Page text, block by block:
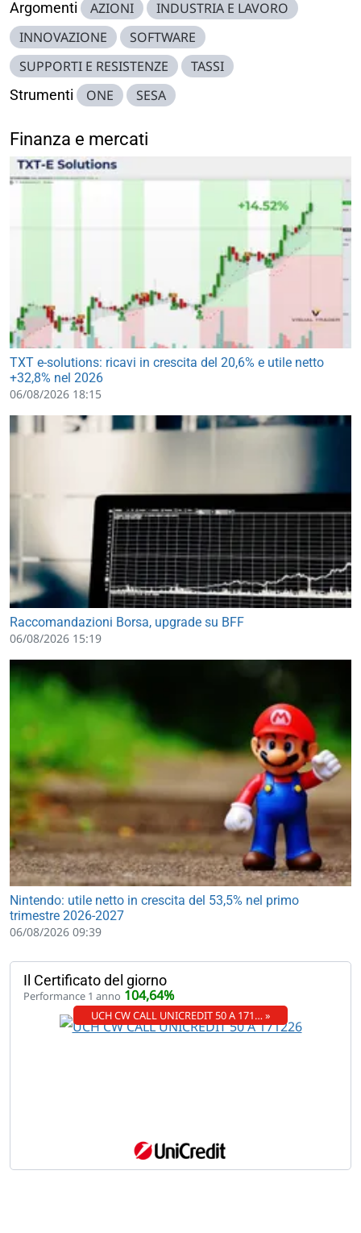
Argomenti AZIONI
INDUSTRIA E LAVORO
INNOVAZIONE
SOFTWARE
SUPPORTI E RESISTENZE
TASSI
Strumenti ONE SESA
Finanza e mercati
TXT e-solutions: ricavi in crescita del 20,6% e utile netto
+32,8% nel 2026
06/08/2026 18:15
Raccomandazioni Borsa, upgrade su BFF
06/08/2026 15:19
Nintendo: utile netto in crescita del 53,5% nel primo
trimestre 2026-2027
06/08/2026 09:39
Il Certificato del giorno
Performance 1 anno 104,64%
UCH CW CALL UNICREDIT 50 A 171… »